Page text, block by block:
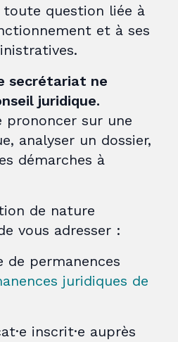
question liée à
et à ses
secrétariat ne
juridique.
prononcer sur une
analyser un dossier,
démarches à
de nature
vous adresser :
de permanences
juridiques de
inscrit·e auprès